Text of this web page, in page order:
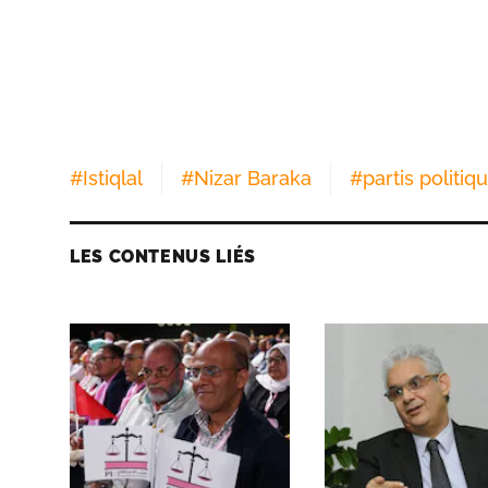
#Istiqlal #Nizar Baraka #partis
LES CONTENUS LIÉS